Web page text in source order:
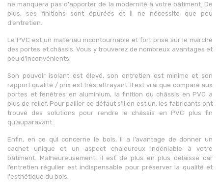
ne manquera pas d'apporter de la modernité à votre bâtiment. De
plus, ses finitions sont épurées et il ne nécessite que peu
d’entretien.
Le PVC est un matériau incontournable et fort prisé sur le marché
des portes et châssis. Vous y trouverez de nombreux avantages et
peu d’inconvénients.
Son pouvoir isolant est élevé, son entretien est minime et son
rapport qualité / prix est très attrayant. Il est vrai que comparé aux
portes et fenêtres en aluminium, la finition du châssis en PVC a
plus de relief. Pour pallier ce défaut s’il en est un, les fabricants ont
trouvé des solutions pour rendre le châssis en PVC plus fin
qu’auparavant.
Enfin, en ce qui concerne le bois, il a l’avantage de donner un
cachet unique et un aspect chaleureux indéniable à votre
bâtiment. Malheureusement, il est de plus en plus délaissé car
l’entretien régulier est indispensable pour préserver la qualité et
l'esthétique du bois.